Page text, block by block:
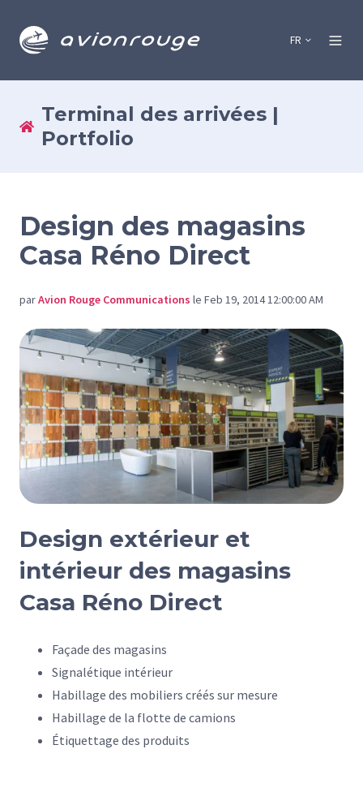
FR
Terminal des arrivées |
Portfolio
Design des magasins
Casa Réno Direct
parAvion Rouge Communications le Feb 19, 2014 12:00:00 AM
Design extérieur et
intérieur des magasins
Casa Réno Direct
Façade des magasins
Signalétique intérieur
Habillage des mobiliers créés sur mesure
Habillage de la flotte de camions
Étiquettage des produits